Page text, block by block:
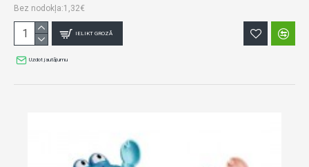
Bez nodokļa:1,32€
IELIKT GROZĀ
Uzdot jautājumu